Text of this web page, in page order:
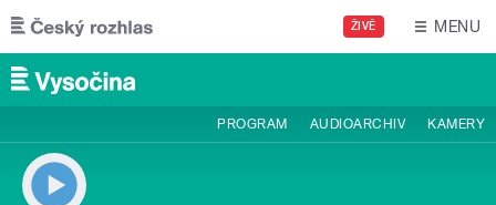
Přejít k hlavnímu obsahu
ŽIVĚ MENU
PROGRAM AUDIOARCHIV KAMERY